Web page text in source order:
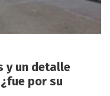
y un detalle
por su